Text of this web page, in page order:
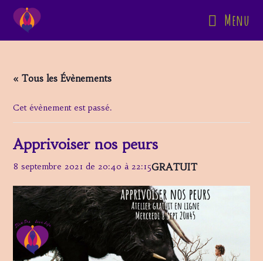
Menu
« Tous les Évènements
Cet évènement est passé.
Apprivoiser nos peurs
8 septembre 2021 de 20:40 à22:15GRATUIT